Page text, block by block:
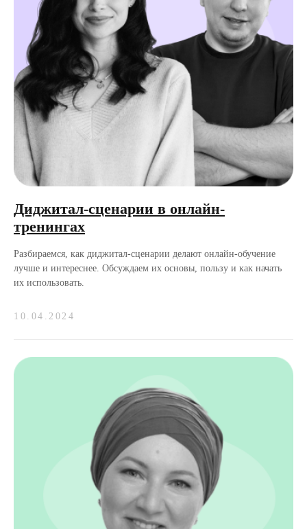
Диджитал-сценарии в онлайн-
тренингах
Разбираемся, как диджитал-сценарии делают онлайн-обучение
лучше и интереснее. Обсуждаем их основы, пользу и как начать
их использовать.
10.04.2024